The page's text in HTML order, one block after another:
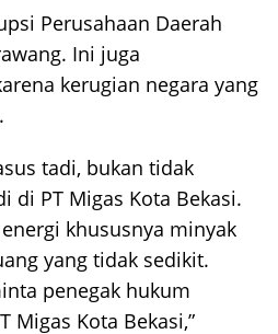
Perusahaan Daerah
Ini juga
kerugian negara yang
tadi, bukan tidak
di PT Migas Kota Bekasi.
khususnya minyak
yang tidak sedikit.
penegak hukum
Migas Kota Bekasi,”